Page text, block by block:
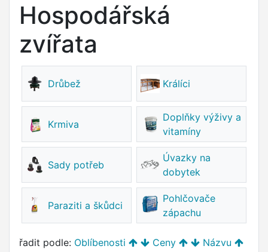
Hospodářská
zvířata
Drůbež Králíci
Krmiva
Doplňky výživy a
vitamíny
Sady potřeb
Úvazky na
dobytek
Paraziti a škůdci
Pohlčovače
zápachu
řadit podle: Oblíbenosti Ceny Názvu